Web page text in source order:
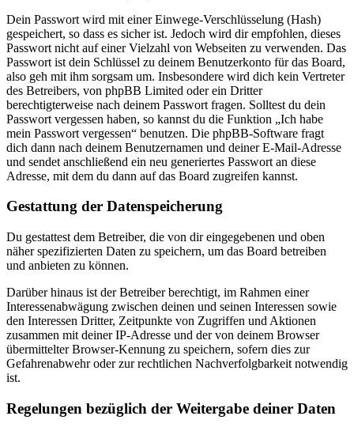
Dein Passwort wird mit einer Einwege-Verschlüsselung (Hash)
gespeichert, so dass es sicher ist. Jedoch wird dir empfohlen, dieses
Passwort nicht auf einer Vielzahl von Webseiten zu verwenden. Das
Passwort ist dein Schlüssel zu deinem Benutzerkonto für das Board,
also geh mit ihm sorgsam um. Insbesondere wird dich kein Vertreter
des Betreibers, von phpBB Limited oder ein Dritter
berechtigterweise nach deinem Passwort fragen. Solltest du dein
Passwort vergessen haben, so kannst du die Funktion „Ich habe
mein Passwort vergessen“ benutzen. Die phpBB-Software fragt
dich dann nach deinem Benutzernamen und deiner E-Mail-Adresse
und sendet anschließend ein neu generiertes Passwort an diese
Adresse, mit dem du dann auf das Board zugreifen kannst.
Gestattung der Datenspeicherung
Du gestattest dem Betreiber, die von dir eingegebenen und oben
näher spezifizierten Daten zu speichern, um das Board betreiben
und anbieten zu können.
Darüber hinaus ist der Betreiber berechtigt, im Rahmen einer
Interessenabwägung zwischen deinen und seinen Interessen sowie
den Interessen Dritter, Zeitpunkte von Zugriffen und Aktionen
zusammen mit deiner IP-Adresse und der von deinem Browser
übermittelter Browser-Kennung zu speichern, sofern dies zur
Gefahrenabwehr oder zur rechtlichen Nachverfolgbarkeit notwendig
ist.
Regelungen bezüglich der Weitergabe deiner Daten